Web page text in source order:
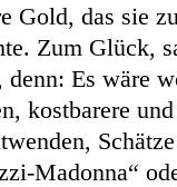
Gold, das sie
Zum Glück,
denn: Es wäre
kostbarere
Madonna“